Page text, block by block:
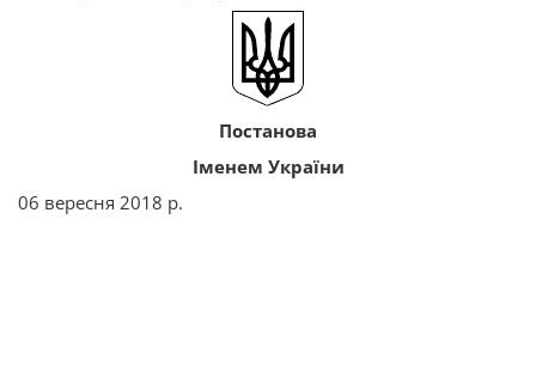
Постанова
Іменем України
06 вересня 2018 р.